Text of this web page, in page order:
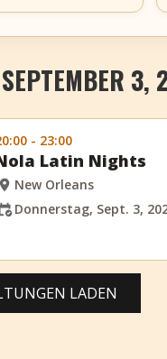
3,
- 23:00
Latin Nights
New Orleans
Donnerstag, Sept. 3,
LADEN